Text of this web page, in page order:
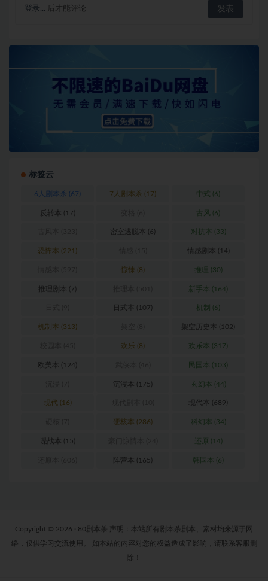
登录... 后才能评论
标签云
6人剧本杀 (67) 7人剧本杀 (17) 中式 (6)
反转本 (17) 古风 (6)
密室逃脱本 (6) 对抗本 (33)
恐怖本 (221) 情感剧本 (14)
惊悚 (8) 推理 (30)
推理剧本 (7) 新手本 (164)
日式本 (107) 机制 (6)
机制本 (313) 架空历史本 (102)
欢乐 (8) 欢乐本 (317)
欧美本 (124) 民国本 (103)
沉浸本 (175) 玄幻本 (44)
现代 (16) 现代本 (689)
硬核本 (286) 科幻本 (34)
谍战本 (15) 还原 (14)
阵营本 (165) 韩国本 (6)
Copyright © 2026 · 80剧本杀 声明：本站所有剧本杀剧本、素材均来源于网
络，仅供学习交流使用。 如本站的内容对您的权益造成了影响，请联系客服删
除！